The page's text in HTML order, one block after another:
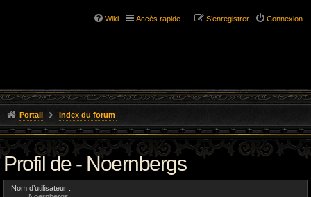
Wiki Accès rapide Connexion
S’enregistrer
Portail Index du forum
Profil de - Noernbergs
Nom d’utilisateur :